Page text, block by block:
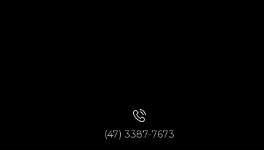
(47) 3387-7673